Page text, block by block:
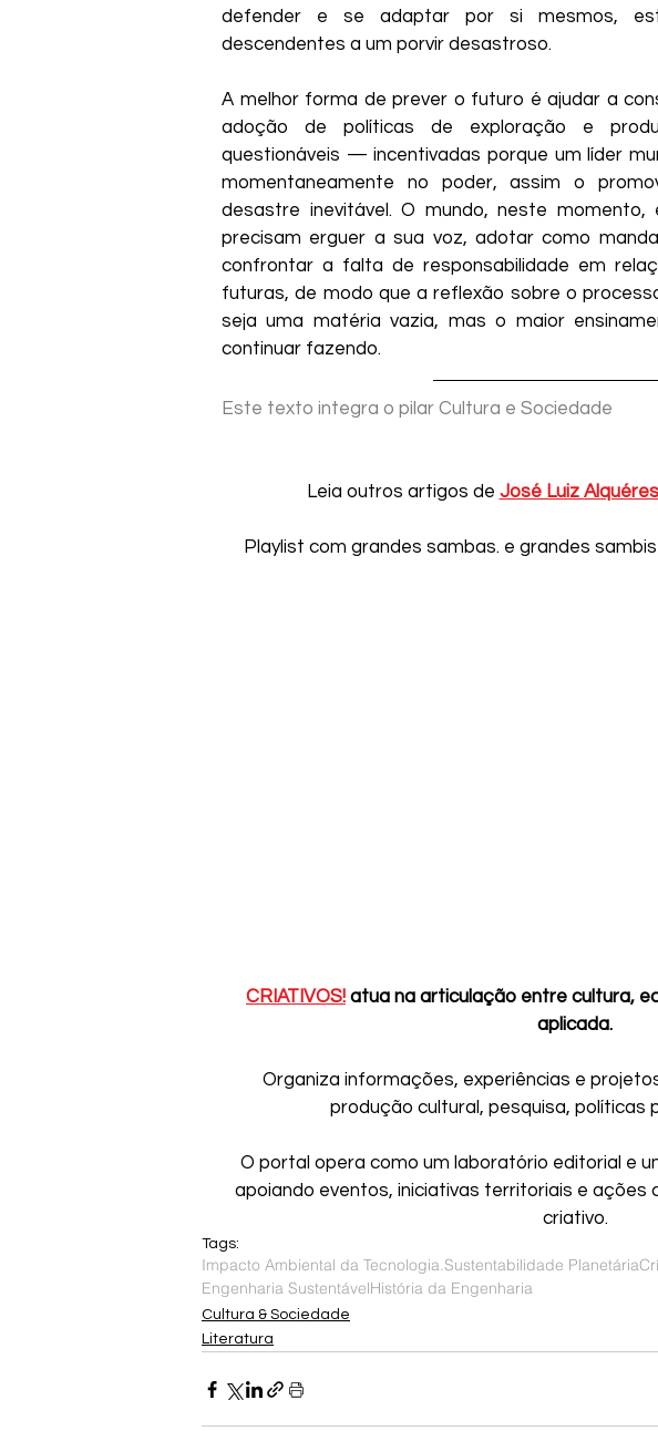
defender e se adaptar por si mesmos,
descendentes a um porvir desastroso.
A melhor forma de prever o futuro é ajudar a
adoção de políticas de exploração e
questionáveis — incentivadas porque um líder
momentaneamente no poder, assim o
desastre inevitável. O mundo, neste momento,
precisam erguer a sua voz, adotar como
confrontar a falta de responsabilidade em
futuras, de modo que a reflexão sobre o
seja uma matéria vazia, mas o maior
continuar fazendo.
Este texto integra o pilar Cultura e Sociedade
Leia outros artigos de José Luiz Alquéres
Playlist com grandes sambas. e grandes
CRIATIVOS! atua na articulação entre cultura,
aplicada.
Organiza informações, experiências e
produção cultural, pesquisa, políticas
O portal opera como um laboratório editorial e
apoiando eventos, iniciativas territoriais e ações
criativo.
Tags:
Impacto Ambiental da Tecnologia.Sustentabilidade Planetária
Engenharia SustentávelHistória da Engenharia
Cultura & Sociedade
Literatura